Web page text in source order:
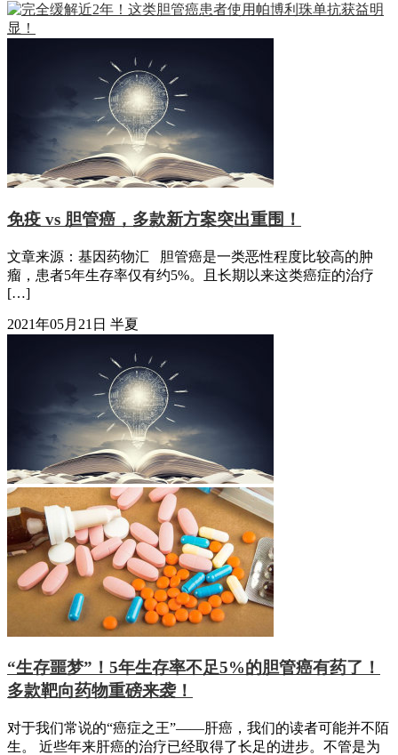
免疫 vs 胆管癌，多款新方案突出重围！
文章来源：基因药物汇 胆管癌是一类恶性程度比较高的肿
瘤，患者5年生存率仅有约5%。且长期以来这类癌症的治疗
[…]
2021年05月21日 半夏
“生存噩梦”！5年生存率不足5%的胆管癌有药了！
多款靶向药物重磅来袭！
对于我们常说的“癌症之王”——肝癌，我们的读者可能并不陌
生。 近些年来肝癌的治疗已经取得了长足的进步。不管是为